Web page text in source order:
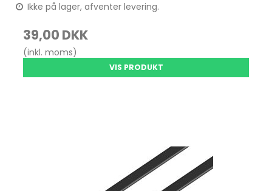
Ikke på lager, afventer levering.
39,00 DKK
(inkl. moms)
VIS PRODUKT